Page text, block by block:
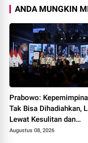
ANDA MUNGKIN
Prabowo:
Tak Bisa Dihadiahkan,
Lewat Kesulitan dan
Keberanian
Augustus 08, 2026